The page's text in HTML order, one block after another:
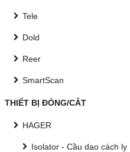
Tele
Dold
Reer
SmartScan
THIẾT BỊ ĐÓNG/CẮT
HAGER
Isolator - Cầu dao cách ly